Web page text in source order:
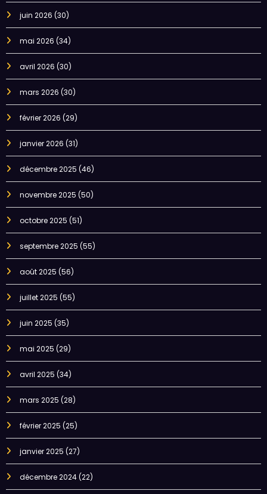
juin 2026 (30)
mai 2026 (34)
avril 2026 (30)
mars 2026 (30)
février 2026 (29)
janvier 2026 (31)
décembre 2025 (46)
novembre 2025 (50)
octobre 2025 (51)
septembre 2025 (55)
août 2025 (56)
juillet 2025 (55)
juin 2025 (35)
mai 2025 (29)
avril 2025 (34)
mars 2025 (28)
février 2025 (25)
janvier 2025 (27)
décembre 2024(22)